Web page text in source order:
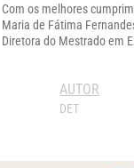
Com os melhores
Maria de Fátima
Diretora do Mestrado em
AUTOR
DET